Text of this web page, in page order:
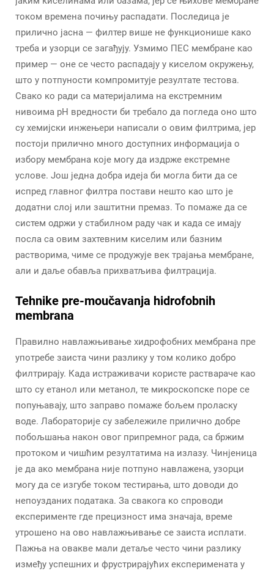
током времена почињу распадати. Последица је
прилично јасна — филтер више не функционише како
треба и узорци се загађују. Узмимо ПЕС мембране као
пример — оне се често распадају у киселом окружењу,
што у потпуности компромитује резултате тестова.
Свако ко ради са материјалима на екстремним
нивоима pH вредности би требало да погледа оно што
су хемијски инжењери написали о овим филтрима, јер
постоји прилично много доступних информација о
избору мембрана које могу да издрже екстремне
услове. Још једна добра идеја би могла бити да се
испред главног филтра постави нешто као што је
додатни слој или заштитни премаз. То помаже да се
систем одржи у стабилном раду чак и када се имају
посла са овим захтевним киселим или базним
растворима, чиме се продужује век трајања мембране,
али и даље обавља прихватљива филтрација.
Tehnike pre-moučavanja hidrofobnih
membrana
Правилно навлажњивање хидрофобних мембрана пре
употребе заиста чини разлику у том колико добро
филтрирају. Када истраживачи користе раствараче као
што су етанол или метанол, те микроскопске поре се
попуњавају, што заправо помаже бољем проласку
воде. Лабораторије су забележиле прилично добре
побољшања након овог припремног рада, са бржим
протоком и чишћим резултатима на излазу. Чинјеница
је да ако мембрана није потпуно навлажена, узорци
могу да се изгубе током тестирања, што доводи до
непоузданих података. За свакога ко спроводи
експерименте где прецизност има значаја, време
утрошено на ово навлажњивање се заиста исплати.
Пажња на овакве мали детаље често чини разлику
између успешних и фрустрирајућих експеримената у